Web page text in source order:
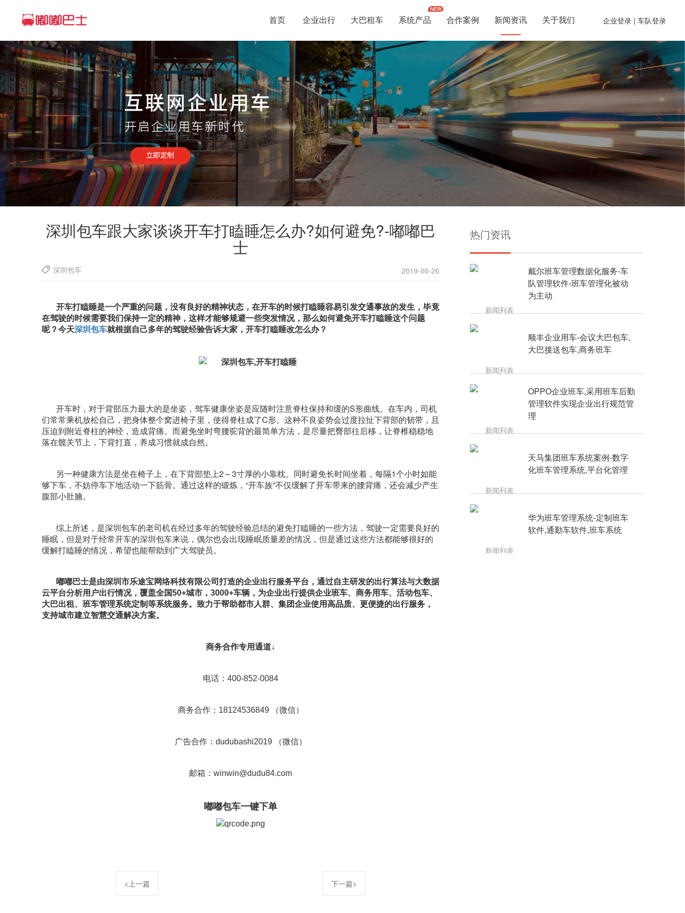
企业登录 | 车队登录
首页 企业出行 大巴租车 系统产品 合作案例 新闻资讯 关于我们
深圳包车跟大家谈谈开车打瞌睡怎么办?如何避免?-嘟嘟巴
士
深圳包车 2019-06-26
开车打瞌睡是一个严重的问题，没有良好的精神状态，在开车的时候打瞌睡容易引发交通事故的发生，毕竟
在驾驶的时候需要我们保持一定的精神，这样才能够规避一些突发情况，那么如何避免开车打瞌睡这个问题
呢？今天深圳包车就根据自己多年的驾驶经验告诉大家，开车打瞌睡改怎么办？
开车时，对于背部压力最大的是坐姿，驾车健康坐姿是应随时注意脊柱保持和缓的S形曲线。在车内，司机
们常常乘机放松自己，把身体整个窝进椅子里，使得脊柱成了C形。这种不良姿势会过度拉扯下背部的韧带，且
压迫到附近脊柱的神经，造成背痛。而避免坐时弯腰驼背的最简单方法，是尽量把臀部往后移，让脊椎稳稳地
落在髋关节上，下背打直，养成习惯就成自然。
另一种健康方法是坐在椅子上，在下背部垫上2～3寸厚的小靠枕。同时避免长时间坐着，每隔1个小时如能
够下车，不妨停车下地活动一下筋骨。通过这样的锻炼，“开车族”不仅缓解了开车带来的腰背痛，还会减少产生
腹部小肚腩。
综上所述，是深圳包车的老司机在经过多年的驾驶经验总结的避免打瞌睡的一些方法，驾驶一定需要良好的
睡眠，但是对于经常开车的深圳包车来说，偶尔也会出现睡眠质量差的情况，但是通过这些方法都能够很好的
缓解打瞌睡的情况，希望也能帮助到广大驾驶员。
嘟嘟巴士是由深圳市乐途宝网络科技有限公司打造的企业出行服务平台，通过自主研发的出行算法与大数据
云平台分析用户出行情况，覆盖全国50+城市，3000+车辆，为企业出行提供企业班车、商务用车、活动包车、
大巴出租、班车管理系统定制等系统服务。致力于帮助都市人群、集团企业使用高品质、更便捷的出行服务，
支持城市建立智慧交通解决方案。
商务合作专用通道↓
电话：400-852-0084
商务合作：18124536849 （微信）
广告合作：dudubashi2019 （微信）
邮箱：winwin@dudu84.com
嘟嘟包车一键下单
<上一篇 下一篇>
热门资讯
戴尔班车管理数据化服务-车
队管理软件-班车管理化被动
为主动
顺丰企业用车-会议大巴包车,
大巴接送包车,商务班车
OPPO企业班车,采用班车后勤
管理软件实现企业出行规范管
理
天马集团班车系统案例-数字
化班车管理系统,平台化管理
华为班车管理系统-定制班车
软件,通勤车软件,班车系统